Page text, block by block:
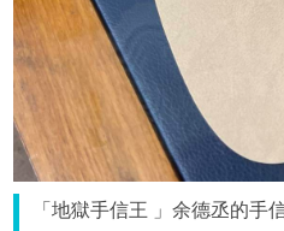
「地獄手信王 」余德丞的手